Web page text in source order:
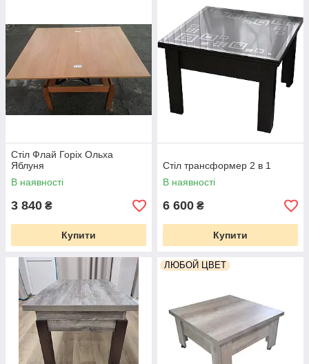
Стіл Флай Горіх Ольха
Яблуня
В наявності
3 840 ₴
Купити
Стіл трансформер 2 в 1
В наявності
6 600 ₴
Купити
ЛЮБОЙ ЦВЕТ